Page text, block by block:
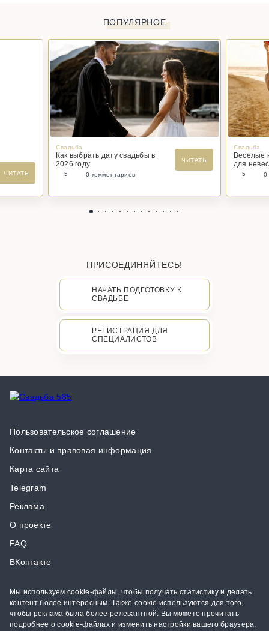
ПОПУЛЯРНОЕ
ЧИТАТЬ
Свадьба
Как выбрать дату свадьбы в
2026 году
ЧИТАТЬ
5 0 комментариев
Свадьба
Веселые
для
5 0
ПРИСОЕДИНЯЙТЕСЬ!
НАЧАТЬ ПОДГОТОВКУ К
СВАДЬБЕ
РЕГИСТРАЦИЯ ДЛЯ
СПЕЦИАЛИСТОВ
Пользовательское соглашение
Контакты и правовая информация
Карта сайта
Telegram
Реклама
О проекте
FAQ
ВКонтакте
Мы используем cookie-файлы, чтобы получать статистику и делать
контент более интересным. Также cookie используются для того,
чтобы реклама была более релевантной. Вы можете прочитать
подробнее о cookie-файлах и изменить настройки вашего браузера.